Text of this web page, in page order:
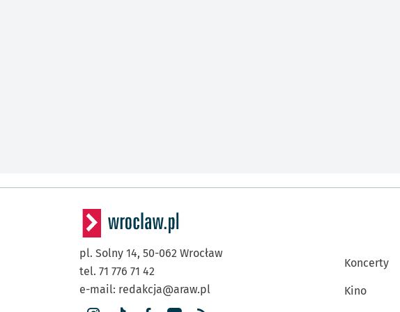
pl. Solny 14, 50-062 Wrocław
tel. 71 776 71 42
e-mail: redakcja@araw.pl
Koncerty
Kino